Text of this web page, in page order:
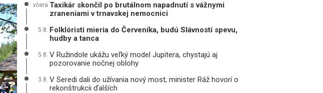
včera Taxikár skončil po brutálnom napadnutí s vážnymi
zraneniami v trnavskej nemocnici
5.8. Folklóristi mieria do Červeníka, budú Slávností spevu,
hudby a tanca
5.8. V Ružindole ukážu veľký model Jupitera, chystajú aj
pozorovanie nočnej oblohy
3.8. V Seredi dali do užívania nový most, minister Ráž hovorí o
rekonštrukcii ďalších